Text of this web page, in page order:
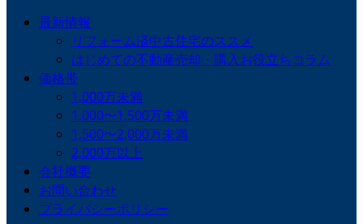
最新情報
リフォーム済中古住宅のススメ
はじめての不動産売却・購入お役立ちコラム
価格帯
1,000万未満
1,000〜1,500万未満
1,500〜2,000万未満
2,000万以上
会社概要
お問い合わせ
プライバシーポリシー